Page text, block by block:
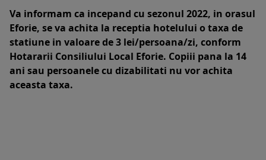
Va informam ca incepand cu sezonul 2022, in orasul
Eforie, se va achita la receptia hotelului o taxa de
statiune in valoare de 3 lei/persoana/zi, conform
Hotararii Consiliului Local Eforie. Copiii pana la 14
ani sau persoanele cu dizabilitati nu vor achita
aceasta taxa.